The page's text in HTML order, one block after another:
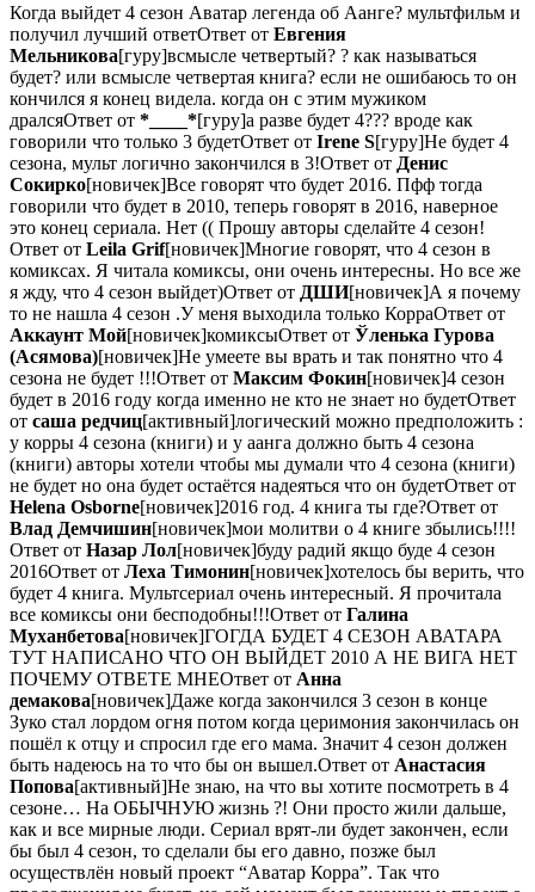
Когда выйдет 4 сезон Аватар легенда об Аанге? мультфильм и
получил лучший ответОтвет от Евгения
Мельникова[гуру]всмысле четвертый? ? как называться
будет? или всмысле четвертая книга? если не ошибаюсь то он
кончился я конец видела. когда он с этим мужиком
дралсяОтвет от *____*[гуру]а разве будет 4??? вроде как
говорили что только 3 будетОтвет от Irene S[гуру]Не будет 4
сезона, мульт логично закончился в 3!Ответ от Денис
Сокирко[новичек]Все говорят что будет 2016. Пфф тогда
говорили что будет в 2010, теперь говорят в 2016, наверное
это конец сериала. Нет (( Прошу авторы сделайте 4 сезон!
Ответ от Leila Grif[новичек]Многие говорят, что 4 сезон в
комиксах. Я читала комиксы, они очень интересны. Но все же
я жду, что 4 сезон выйдет)Ответ от ДШИ[новичек]А я почему
то не нашла 4 сезон .У меня выходила только КорраОтвет от
Аккаунт Мой[новичек]комиксыОтвет от Ўленька Гурова
(Асямова)[новичек]Не умеете вы врать и так понятно что 4
сезона не будет !!!Ответ от Максим Фокин[новичек]4 сезон
будет в 2016 году когда именно не кто не знает но будетОтвет
от саша редчиц[активный]логический можно предположить :
у корры 4 сезона (книги) и у аанга должно быть 4 сезона
(книги) авторы хотели чтобы мы думали что 4 сезона (книги)
не будет но она будет остаётся надеяться что он будетОтвет от
Helena Osborne[новичек]2016 год. 4 книга ты где?Ответ от
Влад Демчишин[новичек]мои молитви о 4 книге збылись!!!!
Ответ от Назар Лол[новичек]буду радий якщо буде 4 сезон
2016Ответ от Леха Тимонин[новичек]хотелось бы верить, что
будет 4 книга. Мультсериал очень интересный. Я прочитала
все комиксы они бесподобны!!!Ответ от Галина
Муханбетова[новичек]ГОГДА БУДЕТ 4 СЕЗОН АВАТАРА
ТУТ НАПИСАНО ЧТО ОН ВЫЙДЕТ 2010 А НЕ ВИГА НЕТ
ПОЧЕМУ ОТВЕТЕ МНЕОтвет от Анна
демакова[новичек]Даже когда закончился 3 сезон в конце
Зуко стал лордом огня потом когда церимония закончилась он
пошёл к отцу и спросил где его мама. Значит 4 сезон должен
быть надеюсь на то что бы он вышел.Ответ от Анастасия
Попова[активный]Не знаю, на что вы хотите посмотреть в 4
сезоне… На ОБЫЧНУЮ жизнь ?! Они просто жили дальше,
как и все мирные люди. Сериал врят-ли будет закончен, если
бы был 4 сезон, то сделали бы его давно, позже был
осуществлён новый проект “Аватар Корра”. Так что